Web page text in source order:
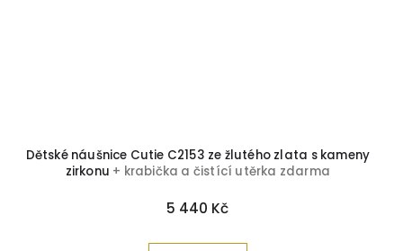
Dětské náušnice Cutie C2153 ze žlutého zlata s kameny
zirkonu + krabička a čistící utěrka zdarma
5 440 Kč